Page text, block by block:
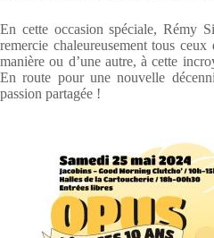
En cette occasion spéciale, Rémy
remercie chaleureusement tous
manière ou d’une autre, à cette
En route pour une nouvelle
passion partagée !